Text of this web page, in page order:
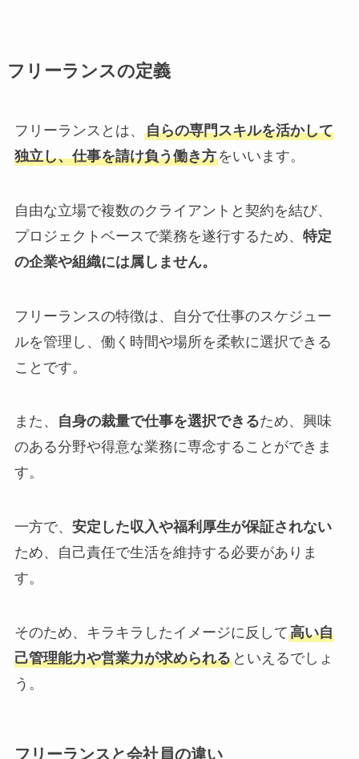
フリーランスの定義
フリーランスとは、 自らの専門スキルを活かして
独立し、仕事を請け負う働き方をいいます。
自由な立場で複数のクライアントと契約を結び、
プロジェクトベースで業務を遂行するため、 特定
の企業や組織には属しません。
フリーランスの特徴は、自分で仕事のスケジュー
ルを管理し、働く時間や場所を柔軟に選択できる
ことです。
また、 自身の裁量で仕事を選択できるため、興味
のある分野や得意な業務に専念することができま
す。
一方で、 安定した収入や福利厚生が保証されない
ため、自己責任で生活を維持する必要がありま
す。
そのため、キラキラしたイメージに反して高い自
己管理能力や営業力が求められるといえるでしょ
う。
フリーランスと会社員の違い